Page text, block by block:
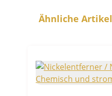
Ähnliche Artikel